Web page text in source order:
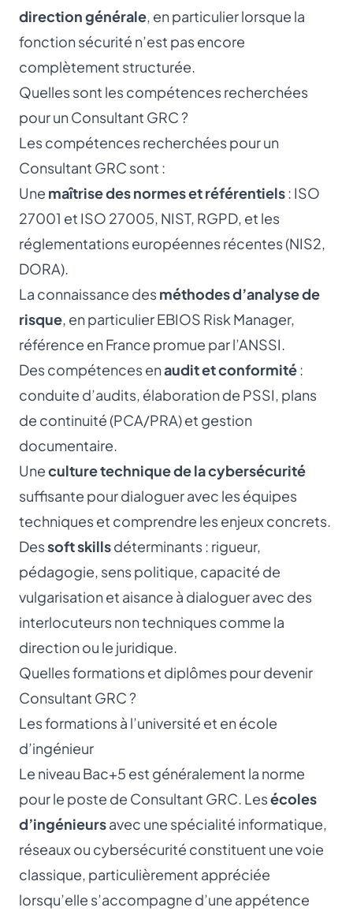
direction générale, en particulier lorsque la
fonction sécurité n’est pas encore
complètement structurée.
Quelles sont les compétences recherchées
pour un Consultant GRC ?
Les compétences recherchées pour un
Consultant GRC sont :
Une maîtrise des normes et référentiels: ISO
27001 et ISO 27005, NIST, RGPD, et les
réglementations européennes récentes (NIS2,
DORA).
La connaissance desméthodes d’analyse de
risque, en particulier EBIOS Risk Manager,
référence en France promue par l’ANSSI.
Des compétences enaudit et conformité:
conduite d’audits, élaboration de PSSI, plans
de continuité (PCA/PRA) et gestion
documentaire.
Uneculture technique de la cybersécurité
suffisante pour dialoguer avec les équipes
techniques et comprendre les enjeux concrets.
Dessoft skillsdéterminants : rigueur,
pédagogie, sens politique, capacité de
vulgarisation et aisance à dialoguer avec des
interlocuteurs non techniques comme la
direction ou le juridique.
Quelles formations et diplômes pour devenir
Consultant GRC ?
Les formations à l’université et en école
d’ingénieur
Le niveau Bac+5 est généralement la norme
pour le poste de Consultant GRC. Lesécoles
d’ingénieursavec une spécialité informatique,
réseaux ou cybersécurité constituent une voie
classique, particulièrement appréciée
lorsqu’elle s’accompagne d’une appétence